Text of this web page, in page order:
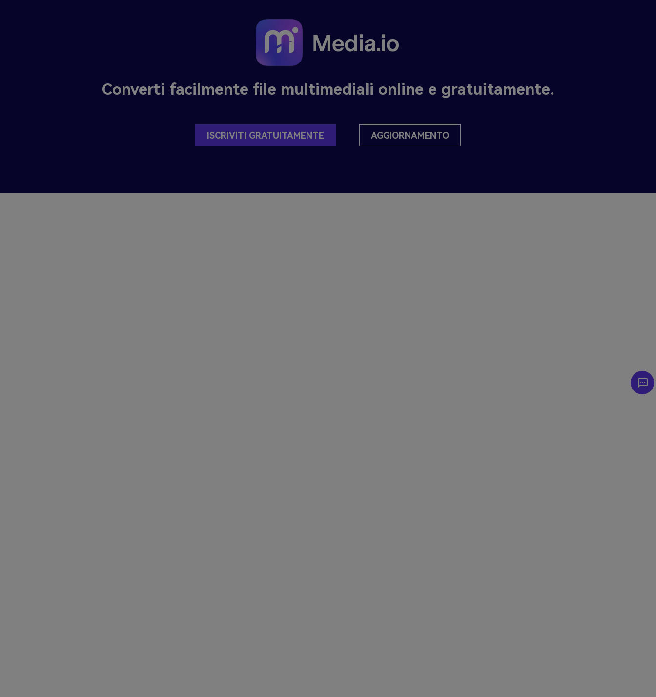
Converti facilmente file multimediali online e gratuitamente.
ISCRIVITI GRATUITAMENTE AGGIORNAMENTO